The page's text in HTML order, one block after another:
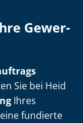
Ge­wer­
Sie bei Heid
Ihres
fundierte